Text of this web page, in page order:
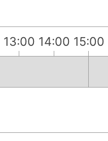
13:00 14:00 15:00